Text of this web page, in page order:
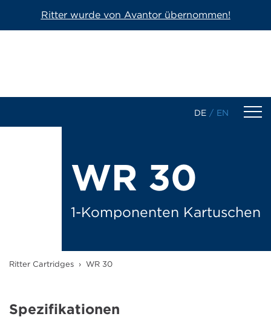
Ritter wurde von Avantor übernommen!
1-Komponenten Kartuschen
2-Komponenten Kartuschen
Fettkartusche
DE / EN
WR 30
1-Komponenten Kartuschen
Ritter Cartridges › WR 30
Spezifikationen